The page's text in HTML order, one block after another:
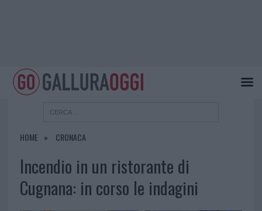
HOME CRONACA
Incendio in un ristorante di
Cugnana: in corso le indagini